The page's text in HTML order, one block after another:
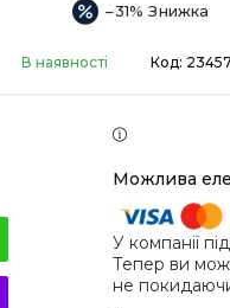
–31%
В наявності Код:
У компанії
Тепер ви
не